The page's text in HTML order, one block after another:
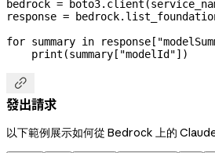
bedrock = boto3.client(
response =
for summary in response[
    print
(summary[ "modelId"])

發出請求
以下範例展示如何從 Bedrock 上的